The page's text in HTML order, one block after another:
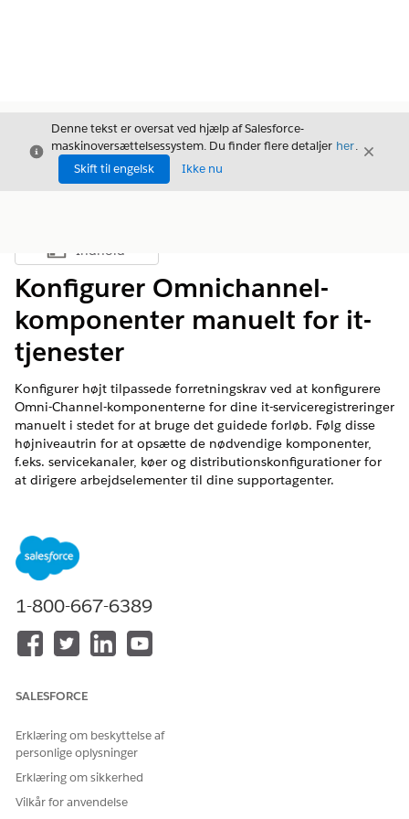
Luk
Denne tekst er oversat ved hjælp af Salesforce-
maskinoversættelsessystem. Du finder flere detaljer her.
Skift til engelsk
Ikke nu
Luk
Vis indholdsfortegnelse
Indhold
Konfigurer Omnichannel-
komponenter manuelt for it-
tjenester
Konfigurer højt tilpassede forretningskrav ved at konfigurere
Omni-Channel-komponenterne for dine it-serviceregistreringer
manuelt i stedet for at bruge det guidede forløb. Følg disse
højniveautrin for at opsætte de nødvendige komponenter,
f.eks. servicekanaler, køer og distributionskonfigurationer for
at dirigere arbejdselementer til dine supportagenter.
Tilgængelig i: Lightning Experience
Tilgængelig i:
med Agentforce IT Service.
Salesforce-objekter, f.eks. sager eller emner, anvendes de
samme begreber på Agentforce IT-tjenesteobjekter, f.eks.
hændelser.
1-800-667-6389
SALESFORCE
Erklæring om beskyttelse af
personlige oplysninger
Erklæring om sikkerhed
Vilkår for anvendelse